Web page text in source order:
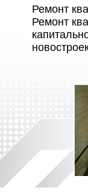
Ремонт
Ремонт